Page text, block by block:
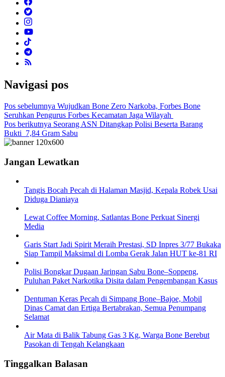
Navigasi pos
Pos sebelumnya Wujudkan Bone Zero Narkoba, Forbes Bone
Seruhkan Pengurus Forbes Kecamatan Jaga Wilayah
Pos berikutnya Seorang ASN Ditangkap Polisi Beserta Barang
Bukti 7,84 Gram Sabu
Jangan Lewatkan
Tangis Bocah Pecah di Halaman Masjid, Kepala Robek Usai
Diduga Dianiaya
Lewat Coffee Morning, Satlantas Bone Perkuat Sinergi
Media
Garis Start Jadi Spirit Meraih Prestasi, SD Inpres 3/77 Bukaka
Siap Tampil Maksimal di Lomba Gerak Jalan HUT ke-81 RI
Polisi Bongkar Dugaan Jaringan Sabu Bone–Soppeng,
Puluhan Paket Narkotika Disita dalam Pengembangan Kasus
Dentuman Keras Pecah di Simpang Bone–Bajoe, Mobil
Dinas Camat dan Ertiga Bertabrakan, Semua Penumpang
Selamat
Air Mata di Balik Tabung Gas 3 Kg, Warga Bone Berebut
Pasokan di Tengah Kelangkaan
Tinggalkan Balasan